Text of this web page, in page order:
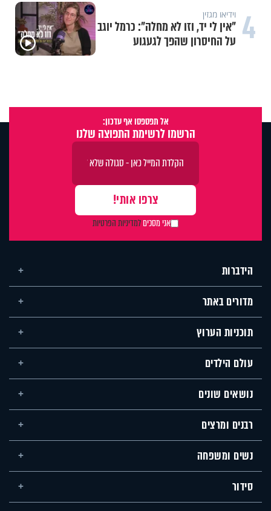
4 וידיאו מגזין
"אין לי יד, וזו לא מחלה": כרמל יוגב
על החיסרון שהפך לגעגוע
אל תפספסו אף עדכון:
הרשמו לרשימת התפוצה שלנו
אני מסכיםלמדיניות הפרטיות
הידברות
מדורים באתר
תוכניות הערוץ
עולם הילדים
נושאים שונים
רבנים ומרצים
נשים ומשפחה
סידור